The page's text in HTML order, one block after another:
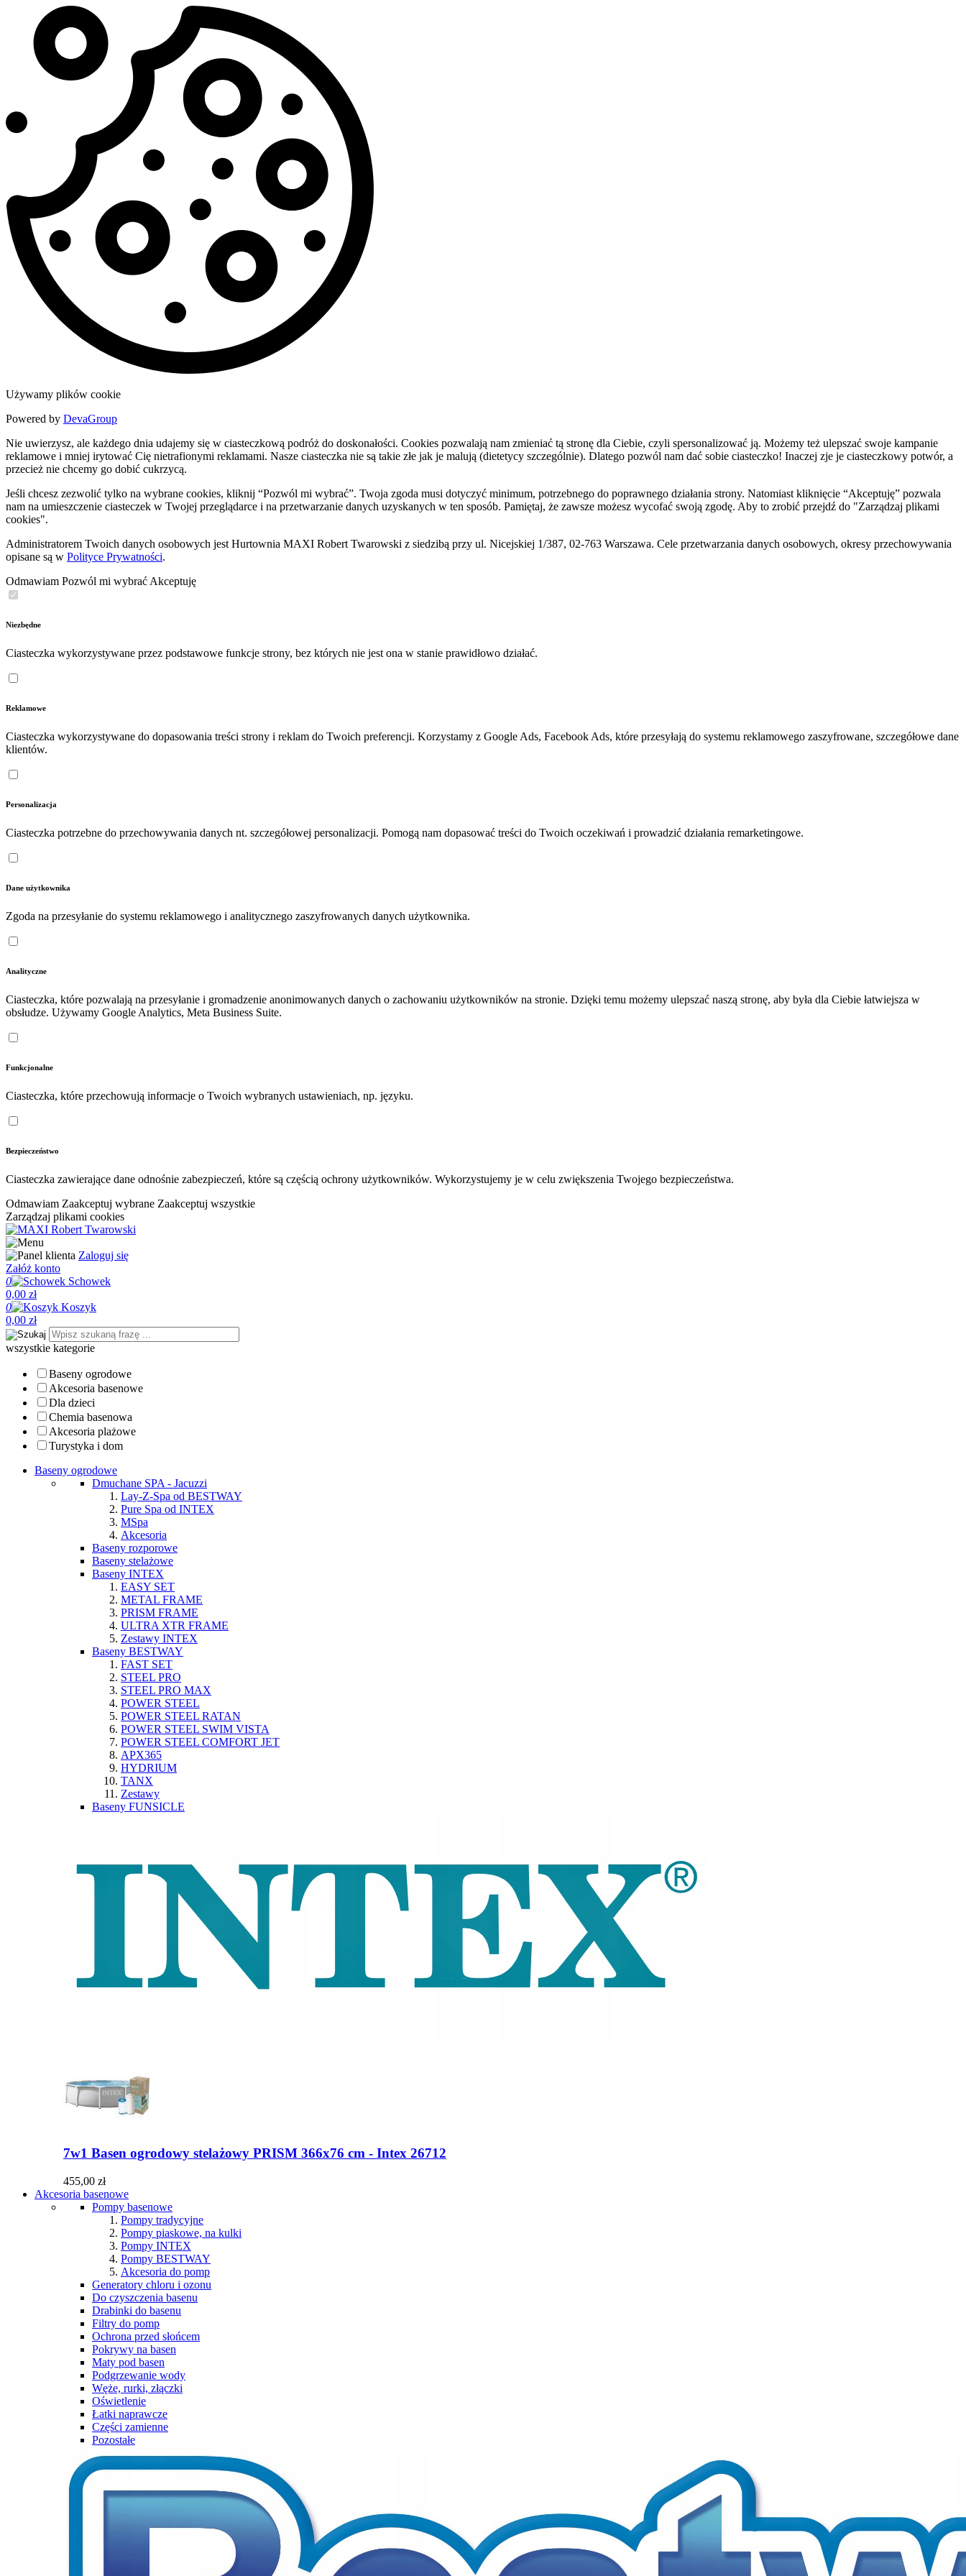
Używamy plików cookie
Powered by DevaGroup
Nie uwierzysz, ale każdego dnia udajemy się w ciasteczkową podróż do doskonałości. Cookies pozwalają nam zmieniać tą stronę dla Ciebie, czyli spersonalizować ją. Możemy też ulepszać swoje kampanie
reklamowe i mniej irytować Cię nietrafionymi reklamami. Nasze ciasteczka nie są takie złe jak je malują (dietetycy szczególnie). Dlatego pozwól nam dać sobie ciasteczko! Inaczej zje je ciasteczkowy potwór, a
przecież nie chcemy go dobić cukrzycą.
Jeśli chcesz zezwolić tylko na wybrane cookies, kliknij “Pozwól mi wybrać”. Twoja zgoda musi dotyczyć minimum, potrzebnego do poprawnego działania strony. Natomiast kliknięcie “Akceptuję” pozwala
nam na umieszczenie ciasteczek w Twojej przeglądarce i na przetwarzanie danych uzyskanych w ten sposób. Pamiętaj, że zawsze możesz wycofać swoją zgodę. Aby to zrobić przejdź do "Zarządzaj plikami
cookies".
Administratorem Twoich danych osobowych jest Hurtownia MAXI Robert Twarowski z siedzibą przy ul. Nicejskiej 1/387, 02-763 Warszawa. Cele przetwarzania danych osobowych, okresy przechowywania
opisane są w Polityce Prywatności.
Odmawiam Pozwól mi wybrać Akceptuję
Niezbędne
Ciasteczka wykorzystywane przez podstawowe funkcje strony, bez których nie jest ona w stanie prawidłowo działać.
Reklamowe
Ciasteczka wykorzystywane do dopasowania treści strony i reklam do Twoich preferencji. Korzystamy z Google Ads, Facebook Ads, które przesyłają do systemu reklamowego zaszyfrowane, szczegółowe dane
klientów.
Personalizacja
Ciasteczka potrzebne do przechowywania danych nt. szczegółowej personalizacji. Pomogą nam dopasować treści do Twoich oczekiwań i prowadzić działania remarketingowe.
Dane użytkownika
Zgoda na przesyłanie do systemu reklamowego i analitycznego zaszyfrowanych danych użytkownika.
Analityczne
Ciasteczka, które pozwalają na przesyłanie i gromadzenie anonimowanych danych o zachowaniu użytkowników na stronie. Dzięki temu możemy ulepszać naszą stronę, aby była dla Ciebie łatwiejsza w
obsłudze. Używamy Google Analytics, Meta Business Suite.
Funkcjonalne
Ciasteczka, które przechowują informacje o Twoich wybranych ustawieniach, np. języku.
Bezpieczeństwo
Ciasteczka zawierające dane odnośnie zabezpieczeń, które są częścią ochrony użytkowników. Wykorzystujemy je w celu zwiększenia Twojego bezpieczeństwa.
Odmawiam Zaakceptuj wybrane Zaakceptuj wszystkie
Zarządzaj plikami cookies
Zaloguj się
Załóż konto
0
Schowek
0,00 zł
0
Koszyk
0,00 zł
wszystkie kategorie
Baseny ogrodowe
Akcesoria basenowe
Dla dzieci
Chemia basenowa
Akcesoria plażowe
Turystyka i dom
Baseny ogrodowe
Dmuchane SPA - Jacuzzi
Lay-Z-Spa od BESTWAY
Pure Spa od INTEX
MSpa
Akcesoria
Baseny rozporowe
Baseny stelażowe
Baseny INTEX
EASY SET
METAL FRAME
PRISM FRAME
ULTRA XTR FRAME
Zestawy INTEX
Baseny BESTWAY
FAST SET
STEEL PRO
STEEL PRO MAX
POWER STEEL
POWER STEEL RATAN
POWER STEEL SWIM VISTA
POWER STEEL COMFORT JET
APX365
HYDRIUM
TANX
Zestawy
Baseny FUNSICLE
7w1 Basen ogrodowy stelażowy PRISM 366x76 cm - Intex 26712
455,00 zł
Akcesoria basenowe
Pompy basenowe
Pompy tradycyjne
Pompy piaskowe, na kulki
Pompy INTEX
Pompy BESTWAY
Akcesoria do pomp
Generatory chloru i ozonu
Do czyszczenia basenu
Drabinki do basenu
Filtry do pomp
Ochrona przed słońcem
Pokrywy na basen
Maty pod basen
Podgrzewanie wody
Węże, rurki, złączki
Oświetlenie
Łatki naprawcze
Części zamienne
Pozostałe